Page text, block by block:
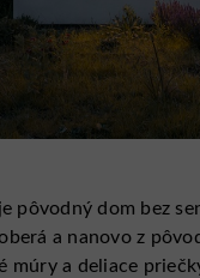
pôvodný dom bez
a nanovo z
múry a deliace